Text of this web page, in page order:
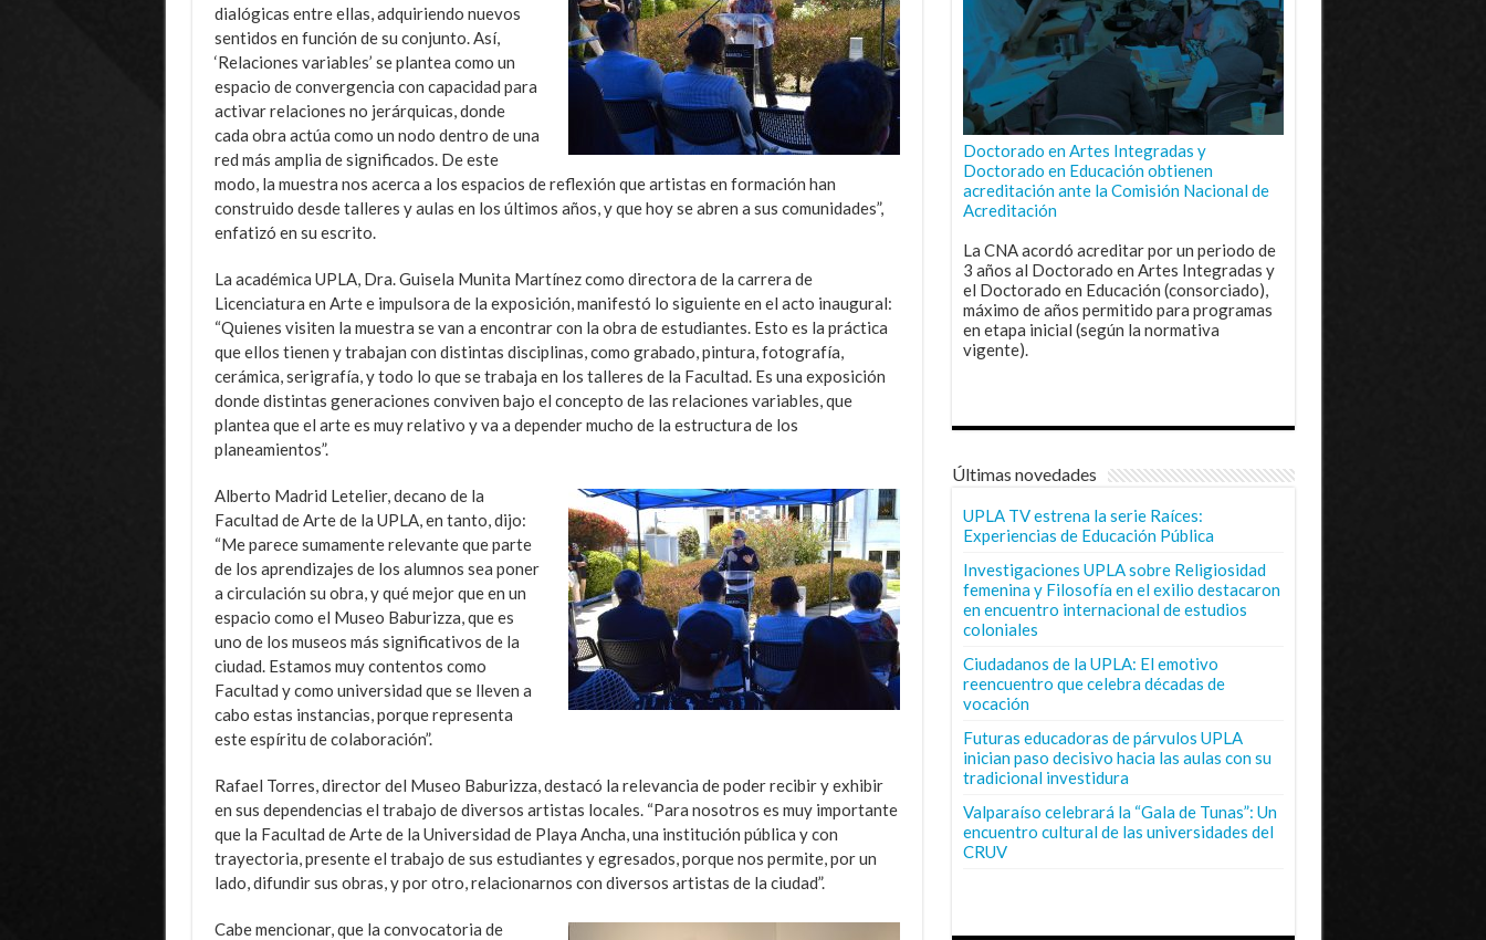
dialógicas entre ellas, adquiriendo nuevos
sentidos en función de su conjunto. Así,
‘Relaciones variables’ se plantea como un
espacio de convergencia con capacidad para
activar relaciones no jerárquicas, donde
cada obra actúa como un nodo dentro de una
red más amplia de significados. De este
modo, la muestra nos acerca a los espacios de reflexión que artistas en formación han
construido desde talleres y aulas en los últimos años, y que hoy se abren a sus comunidades”,
enfatizó en su escrito.
La académica UPLA, Dra. Guisela Munita Martínez como directora de la carrera de
Licenciatura en Arte e impulsora de la exposición, manifestó lo siguiente en el acto inaugural:
“Quienes visiten la muestra se van a encontrar con la obra de estudiantes. Esto es la práctica
que ellos tienen y trabajan con distintas disciplinas, como grabado, pintura, fotografía,
cerámica, serigrafía, y todo lo que se trabaja en los talleres de la Facultad. Es una exposición
donde distintas generaciones conviven bajo el concepto de las relaciones variables, que
plantea que el arte es muy relativo y va a depender mucho de la estructura de los
planeamientos”.
Alberto Madrid Letelier, decano de la
Facultad de Arte de la UPLA, en tanto, dijo:
“Me parece sumamente relevante que parte
de los aprendizajes de los alumnos sea poner
a circulación su obra, y qué mejor que en un
espacio como el Museo Baburizza, que es
uno de los museos más significativos de la
ciudad. Estamos muy contentos como
Facultad y como universidad que se lleven a
cabo estas instancias, porque representa
este espíritu de colaboración”.
Rafael Torres, director del Museo Baburizza, destacó la relevancia de poder recibir y exhibir
en sus dependencias el trabajo de diversos artistas locales. “Para nosotros es muy importante
que la Facultad de Arte de la Universidad de Playa Ancha, una institución pública y con
trayectoria, presente el trabajo de sus estudiantes y egresados, porque nos permite, por un
lado, difundir sus obras, y por otro, relacionarnos con diversos artistas de la ciudad”.
Cabe mencionar, que la convocatoria de
Doctorado en Artes Integradas y
Doctorado en Educación obtienen
acreditación ante la Comisión Nacional de
Acreditación
La CNA acordó acreditar por un periodo de
3 años al Doctorado en Artes Integradas y
el Doctorado en Educación (consorciado),
máximo de años permitido para programas
en etapa inicial (según la normativa
vigente).
Últimas novedades
UPLA TV estrena la serie Raíces:
Experiencias de Educación Pública
Investigaciones UPLA sobre Religiosidad
femenina y Filosofía en el exilio destacaron
en encuentro internacional de estudios
coloniales
Ciudadanos de la UPLA: El emotivo
reencuentro que celebra décadas de
vocación
Futuras educadoras de párvulos UPLA
inician paso decisivo hacia las aulas con su
tradicional investidura
Valparaíso celebrará la “Gala de Tunas”: Un
encuentro cultural de las universidades del
CRUV